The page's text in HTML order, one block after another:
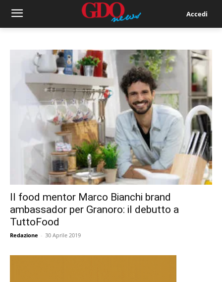
Accedi
Il food mentor Marco Bianchi brand
ambassador per Granoro: il debutto a
TuttoFood
Redazione - 30 Aprile 2019